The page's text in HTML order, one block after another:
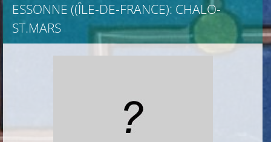
ESSONNE ((ÎLE-DE-FRANCE): CHALO-
ST.MARS